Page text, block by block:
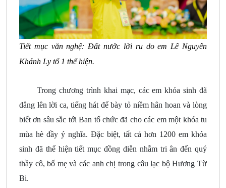
Tiết mục văn nghệ: Đất nước lời ru do em Lê Nguyễn
Khánh Ly tổ 1 thể hiện.
Trong chương trình khai mạc, các em khóa sinh đã
dâng lên lời ca, tiếng hát để bày tỏ niềm hân hoan và lòng
biết ơn sâu sắc tới Ban tổ chức đã cho các em một khóa tu
mùa hè đầy ý nghĩa. Đặc biệt, tất cả hơn 1200 em khóa
sinh đã thể hiện tiết mục đồng diễn nhằm tri ân đến quý
thầy cô, bố mẹ và các anh chị trong câu lạc bộ Hương Từ
Bi.